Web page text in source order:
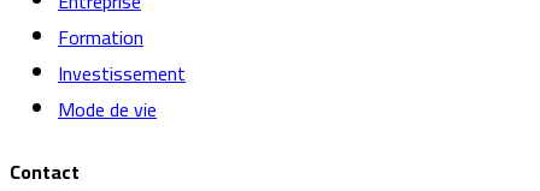
Formation
Investissement
Mode de vie
Contact